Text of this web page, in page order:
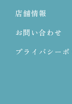
店舗情報
お問い合わせ
プライバシーポ